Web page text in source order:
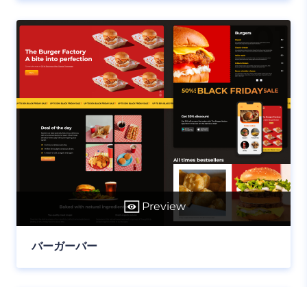
Preview
バーガーバー